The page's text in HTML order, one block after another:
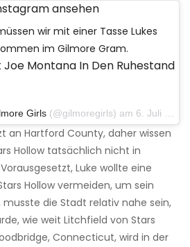
ansehen
wir mit einer Tasse Lukes
im Gilmore Gram.
Montana In Den Ruhestand
Girls (@gilmoregirls) am 6. Juli 2016 um 9:26 Uhr PDT
an Hartford County, daher wissen
Hollow tatsächlich nicht in
Luke wollte eine
Hollow vermeiden, um sein
die Stadt relativ nahe sein,
wie weit Litchfield von Stars
Connecticut, wird in der